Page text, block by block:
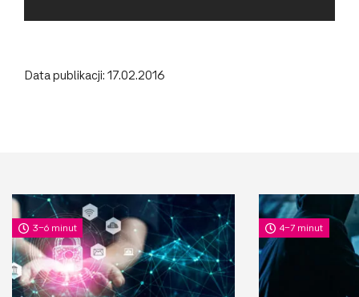
Data publikacji: 17.02.2016
3-6 minut 4-7 minut